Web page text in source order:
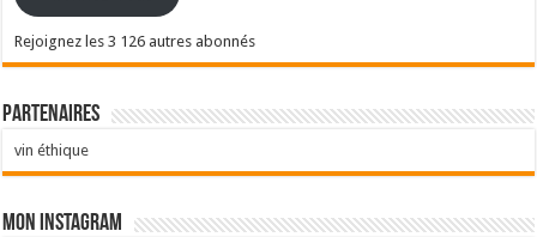
Rejoignez les 3 126 autres abonnés
Partenaires
vin éthique
Mon Instagram